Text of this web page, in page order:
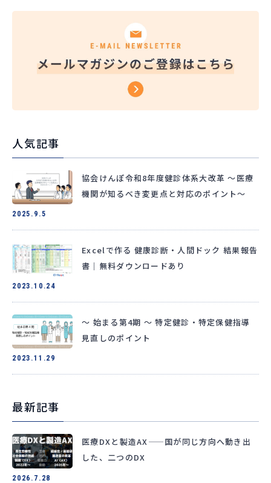
人気記事
2025.9.5
協会けんぽ令和8年度健診体系大改革 〜医療
機関が知るべき変更点と対応のポイント〜
2023.10.24
Excelで作る 健康診断・人間ドック 結果報告
書｜無料ダウンロードあり
2023.11.29
～ 始まる第4期 ～ 特定健診・特定保健指導
見直しのポイント
最新記事
2026.7.28
医療DXと製造AX——国が同じ方向へ動き出
した、二つのDX